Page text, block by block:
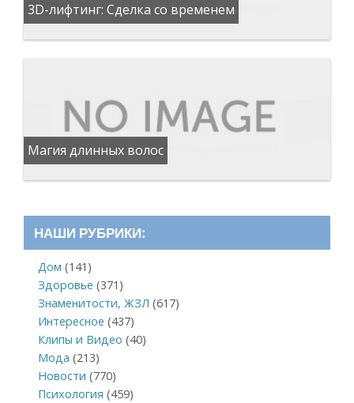
3D-лифтинг: Сделка со временем
Магия длинных волос
НАШИ РУБРИКИ:
Дом (141)
Здоровье (371)
Знаменитости, ЖЗЛ (617)
Интересное (437)
Клипы и Видео (40)
Мода (213)
Новости (770)
Психология (459)